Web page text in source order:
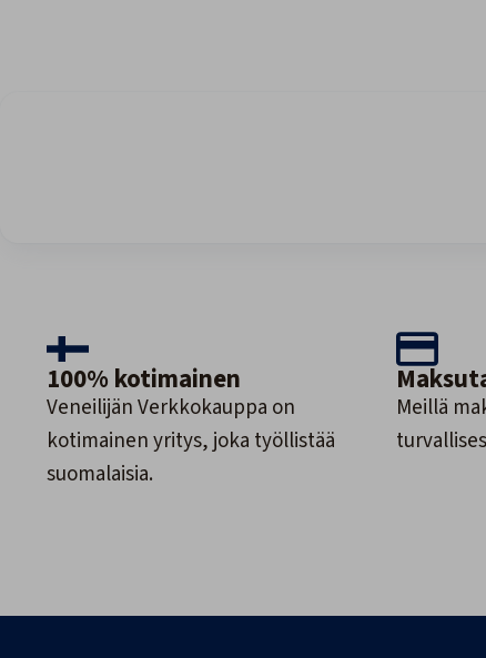
100% kotimainen
Veneilijän Verkkokauppa on
kotimainen yritys, joka työllistää
suomalaisia.
Meillä